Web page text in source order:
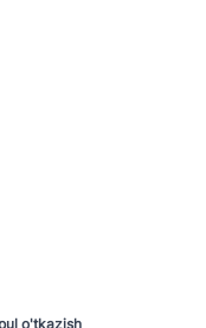
o'tkazish